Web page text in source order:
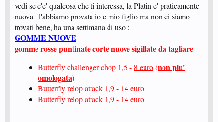
vedi se c'e' qualcosa che ti interessa, la Platin e' praticamente
nuova : l'abbiamo provata io e mio figlio ma non ci siamo
trovati bene, ha una settimana di uso :
GOMME NUOVE
gomme rosse puntinate corte nuove sigillate da tagliare
Butterfly challenger chop 1,5 - 8 euro(non piu'
omologata)
Butterfly relop attack 1,9 - 14 euro
Butterfly relop attack 1,9 - 14 euro